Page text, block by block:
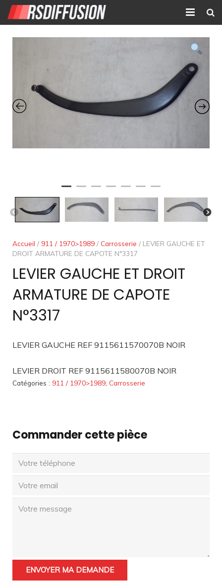
Accueil
Atelier mécanique
Accueil / 911 / 1970>1989 / Carrosserie / LEVIER GAUCHE ET
DROIT ARMATURE DE CAPOTE N°3317
LEVIER GAUCHE ET DROIT
ARMATURE DE CAPOTE
N°3317
LEVIER GAUCHE REF 9115611570070B NOIR
LEVIER DROIT REF 9115611580070B NOIR
Catégories : 911 / 1970>1989 Carrosserie
Commander cette pièce